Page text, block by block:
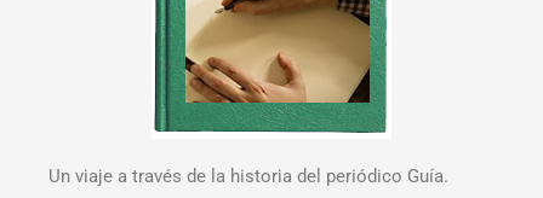
Un viaje a través de la historia del periódico Guía.